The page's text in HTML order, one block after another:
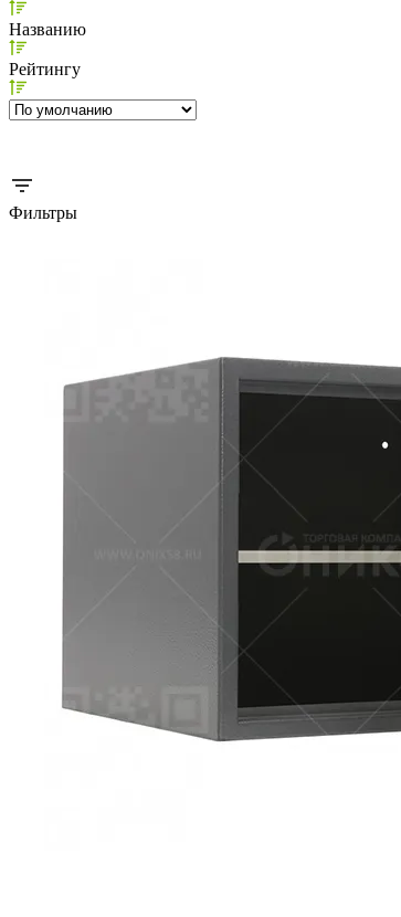
Названию
Рейтингу
Фильтры